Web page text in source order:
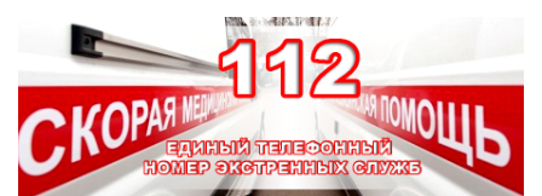
Зарплата врачей в 2018 году превысит средний доход
россиян в два раза
Глава Минздрава РФ
Вероника Скворцова
опровергла
сообщение о падении
доходов медицинских